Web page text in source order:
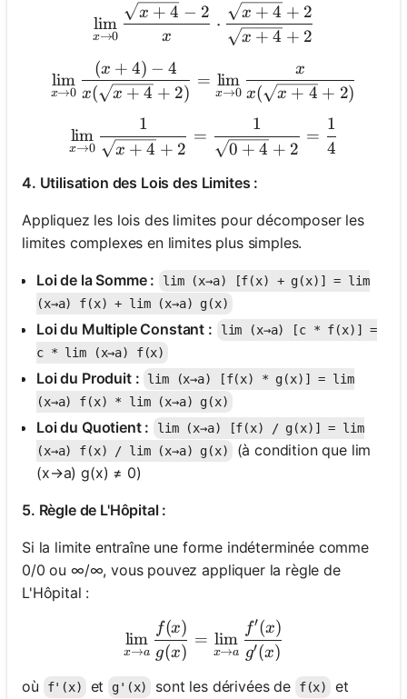
\lim_{x \to 0}
x→0
lim
x
x + 4 − 2
⋅
x + 4 + 2
x + 4 + 2
\lim_{x \to 0} \frac{(x
x→0
lim
x( x + 4 + 2)
(x + 4) − 4
=
x→0
lim
x( x + 4 + 2)
x
\lim_{x \to 0}
x→0
lim
x + 4 + 2
1
=
0 + 4 + 2
1
=
4
1
4. Utilisation des Lois des Limites :
Appliquez les lois des limites pour décomposer les
limites complexes en limites plus simples.
Loi de la Somme :
lim (x→a) [f(x) + g(x)] = lim
(x→a) f(x) + lim (x→a) g(x)
Loi du Multiple Constant :
lim (x→a) [c * f(x)] =
c * lim (x→a) f(x)
Loi du Produit :
lim (x→a) [f(x) * g(x)] = lim
(x→a) f(x) * lim (x→a) g(x)
Loi du Quotient :
lim (x→a) [f(x) / g(x)] = lim
(x→a) f(x) / lim (x→a) g(x)
(à condition que lim
(x→a) g(x) ≠ 0)
5. Règle de L'Hôpital :
Si la limite entraîne une forme indéterminée comme
0/0 ou ∞/∞, vous pouvez appliquer la règle de
L'Hôpital :
\lim_{x \to a}
x→a
lim
g(x)
f(x)
=
x→a
lim
g′(x)
f′(x)
où f'(x) et g'(x) sont les dérivées de f(x) et